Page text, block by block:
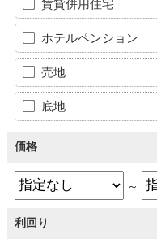
賃貸併用住宅
ホテルペンション
売地
底地
価格
～
利回り